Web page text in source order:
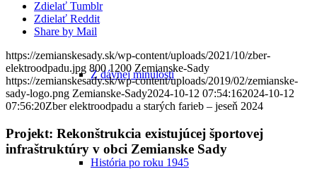
Z dávnej minulosti
História po roku 1945
Zdielať Tumblr
Zdielať Reddit
Share by Mail
https://zemianskesady.sk/wp-content/uploads/2021/10/zber-
elektroodpadu.jpg 800 1200 Zemianske-Sady
https://zemianskesady.sk/wp-content/uploads/2019/02/zemianske-
sady-logo.png Zemianske-Sady2024-10-12 07:54:162024-10-12
07:56:20Zber elektroodpadu a starých farieb – jeseň 2024
Projekt: Rekonštrukcia existujúcej športovej
infraštruktúry v obci Zemianske Sady